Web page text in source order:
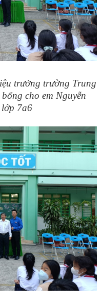
trưởng trường Trung
cho em Nguyễn
7a6